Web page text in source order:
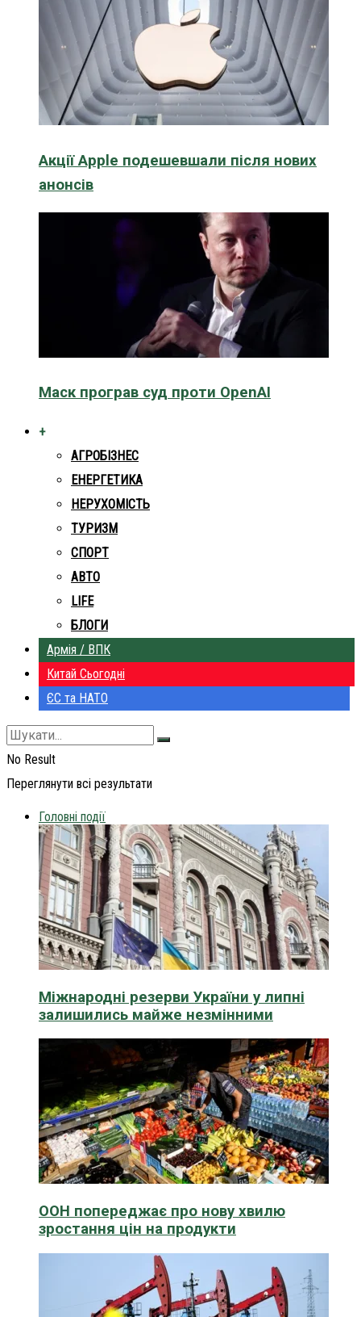
Акції Apple подешевшали після нових
анонсів
Маск програв суд проти OpenAI
+
АГРОБІЗНЕС
ЕНЕРГЕТИКА
НЕРУХОМІСТЬ
ТУРИЗМ
СПОРТ
АВТО
LIFE
БЛОГИ
Армія / ВПК
Китай Сьогодні
ЄС та НАТО
No Result
Переглянути всі результати
Головні події
Міжнародні резерви України у липні
залишились майже незмінними
ООН попереджає про нову хвилю
зростання цін на продукти